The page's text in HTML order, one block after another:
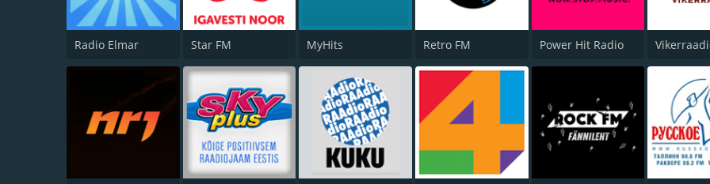
Radio Elmar Star FM MyHits Retro FM Power Hit Radio